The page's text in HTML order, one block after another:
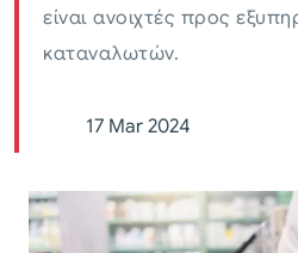
είναι ανοιχτές προς
καταναλωτών.
17 Mar 2024